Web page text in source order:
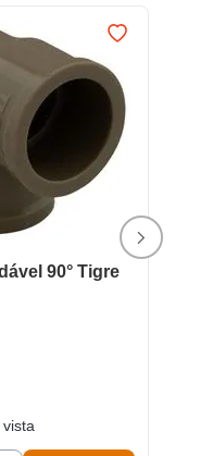
90° Tigre
vista